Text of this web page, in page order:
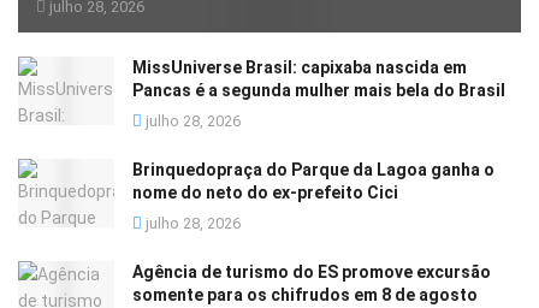
julho 28, 2026
MissUniverse Brasil: capixaba nascida em
Pancas é a segunda mulher mais bela do Brasil
julho 28, 2026
Brinquedopraça do Parque da Lagoa ganha o
nome do neto do ex-prefeito Cici
julho 28, 2026
Agência de turismo do ES promove excursão
somente para os chifrudos em 8 de agosto